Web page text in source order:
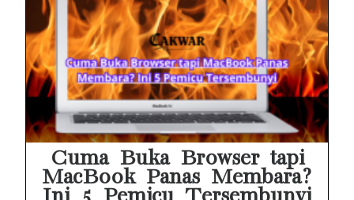
Cuma Buka Browser tapi
MacBook Panas Membara?